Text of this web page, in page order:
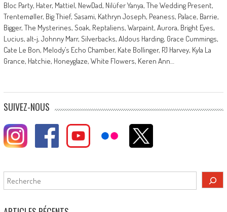
Bloc Party, Hater, Mattiel, NewDad, Nilüfer Yanya, The Wedding Present,
Trentemøller, Big Thief, Sasami, Kathryn Joseph, Peaness, Palace, Barrie,
Bigger, The Mysterines, Soak, Reptaliens, Warpaint, Aurora, Bright Eyes,
Lucius, alt-j, Johnny Marr, Silverbacks, Aldous Harding, Grace Cummings,
Cate Le Bon, Melody’s Echo Chamber, Kate Bollinger, PJ Harvey, Kyla La
Grance, Hatchie, Honeyglaze, White Flowers, Keren Ann…
SUIVEZ-NOUS
Rechercher